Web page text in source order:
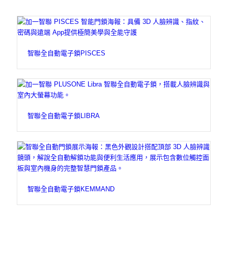
智聯全自動電子鎖PISCES
智聯全自動電子鎖LIBRA
智聯全自動電子鎖KEMMAND